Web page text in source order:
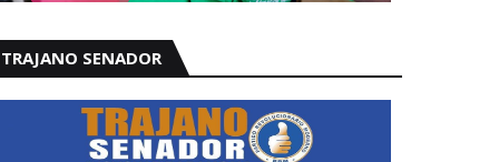
TRAJANO SENADOR